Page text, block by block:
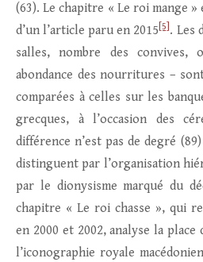
(63). Le chapitre « Le roi mange
d’un l’article paru en 2015 [5] . Les
salles, nombre des convives,
abondance des nourritures –
comparées à celles sur les
grecques, à l’occasion des
différence n’est pas de degré
distinguent par l’organisation
par le dionysisme marqué du
chapitre « Le roi chasse », qui
en 2000 et 2002, analyse la place
l’iconographie royale